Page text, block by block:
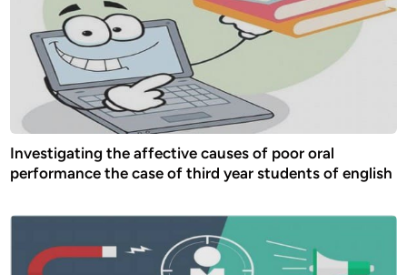
Investigating the affective causes of poor oral
performance the case of third year students of english